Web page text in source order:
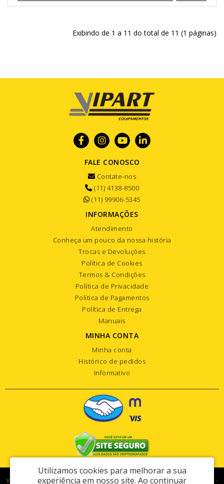
Exibindo de 1 a 11 do total de 11 (1 páginas)
FALE CONOSCO
Contate-nos
(11) 4138-8500
(11) 99906-5345
INFORMAÇÕES
Atendimento
Conheça um pouco da nossa história
Trocas e Devoluções
Política de Cookies
Termos & Condições
Política de Privacidade
Política de Pagamentos
Política de Entrega
Manuais
MINHA CONTA
Minha conta
Histórico de pedidos
Informativo
Vipart Com. de Maq. e Equip. para Constr. Civil Ltda - CNPJ: 74.460.387/0001-03 -
Utilizamos cookies para melhorar a sua
experiência em nosso site. Ao continuar